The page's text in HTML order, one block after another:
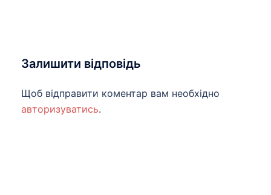
Залишити відповідь
Щоб відправити коментар вам необхідно
авторизуватись.